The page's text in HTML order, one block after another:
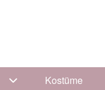
Unternavigation
Kostüme